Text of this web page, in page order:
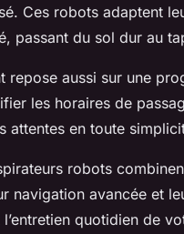
Ces robots adaptent
passant du sol dur au
repose aussi sur une
les horaires de
attentes en toute
robots
navigation avancée et
quotidien de